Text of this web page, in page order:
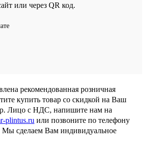
или через QR код.
рекомендованная розничная
купить товар со скидкой на Ваш
Лицо с НДС, напишите нам на
plintus.ru или позвоните по телефону
Мы сделаем Вам индивидуальное